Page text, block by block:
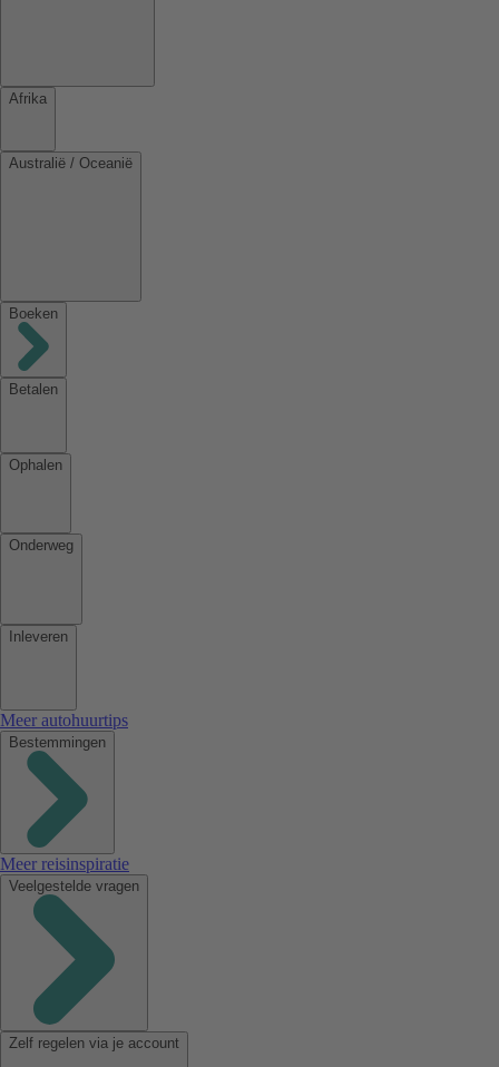
Afrika
Australië / Oceanië
Boeken
Betalen
Ophalen
Onderweg
Inleveren
Meer autohuurtips
Bestemmingen
Meer reisinspiratie
Veelgestelde vragen
Zelf regelen via je account